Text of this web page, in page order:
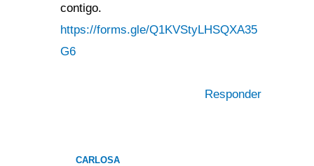
contigo.
https://forms.gle/Q1KVStyLHSQXA35
G6
Responder
CARLOSA